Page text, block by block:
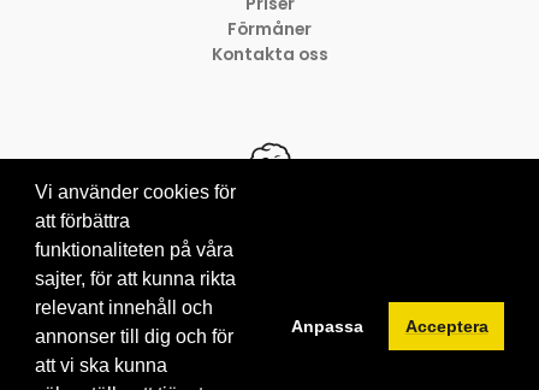
Förmåner
Kontakta oss
© 2012-2026 Brainville AB
Villkor för tjänsten
Cookies
Vi använder cookies för
att förbättra
funktionaliteten på våra
sajter, för att kunna rikta
relevant innehåll och
annonser till dig och för
att vi ska kunna
Anpassa Acceptera